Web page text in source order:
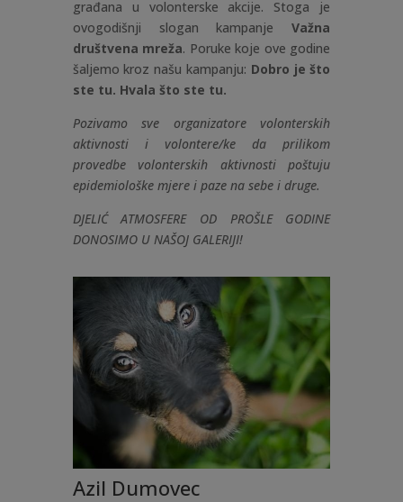
građana u volonterske akcije. Stoga je
ovogodišnji slogan kampanje
Važna
društvena mreža. Poruke koje ove godine
šaljemo kroz našu kampanju: Dobro je što
ste tu. Hvala što ste tu.
Pozivamo sve organizatore volonterskih
aktivnosti i volontere/ke da prilikom
provedbe volonterskih aktivnosti poštuju
epidemiološke mjere i paze na sebe i druge.
DJELIĆ ATMOSFERE OD PROŠLE GODINE
DONOSIMO U NAŠOJ GALERIJI!
Azil Dumovec